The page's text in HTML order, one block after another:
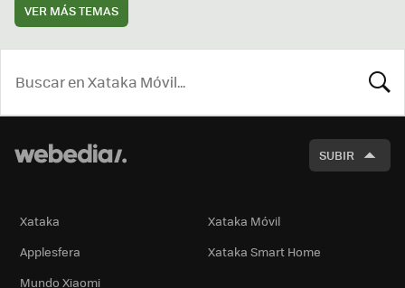
VER MÁS TEMAS
SUBIR
Xataka
Xataka Móvil
Applesfera
Xataka Smart Home
Mundo Xiaomi